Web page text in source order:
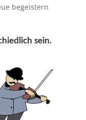
begeistern
sein.